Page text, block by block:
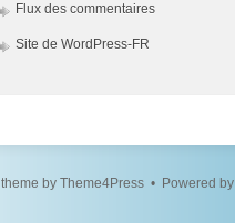
Flux des commentaires
Site de WordPress-FR
theme by Theme4Press • Powered by